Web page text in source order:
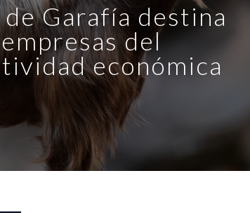
Garafía destina
del
económica